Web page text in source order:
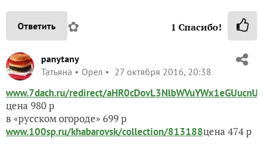
Ответить ✿ 1 Спасибо!
panytany
Татьяна
Орел 27 октября 2016, 20:38
www.7dach.ru/redirect/
цена 980 р
в «русском огороде» 699 р
www.100sp.ru/khabarovsk/collection/813188цена 474 р